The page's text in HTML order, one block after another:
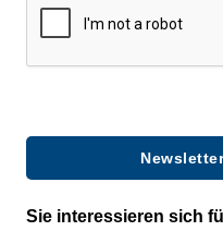
Sie interessieren sich